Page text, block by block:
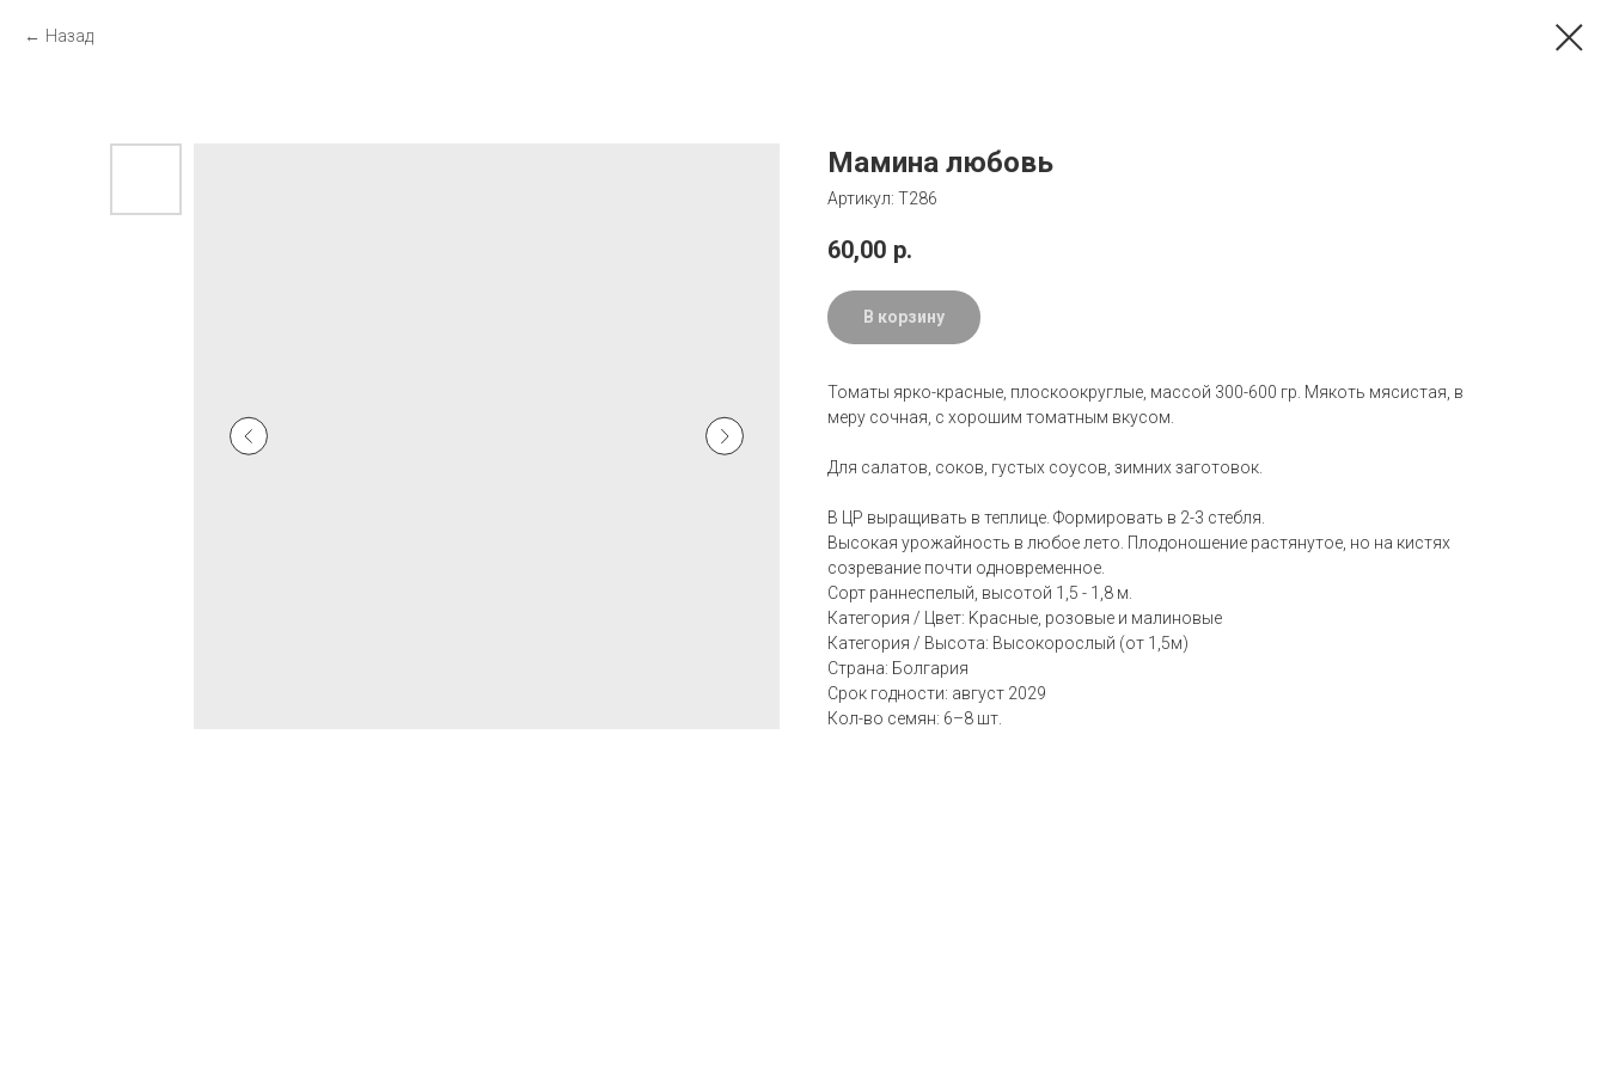
Назад
Мамина любовь
Артикул: Т286
60,00 р.
В корзину
Томаты ярко-красные, плоскоокруглые, массой 300-600 гр. Мякоть мясистая, в
меру сочная, с хорошим томатным вкусом.
Для салатов, соков, густых соусов, зимних заготовок.
В ЦР выращивать в теплице. Формировать в 2-3 стебля.
Высокая урожайность в любое лето. Плодоношение растянутое, но на кистях
созревание почти одновременное.
Сорт раннеспелый, высотой 1,5 - 1,8 м.
Категория / Цвет: Kрасные, розовые и малиновые
Категория / Высота: Bысокорослый (от 1,5м)
Страна: Болгария
Срок годности: август 2029
Кол-во семян: 6–8 шт.